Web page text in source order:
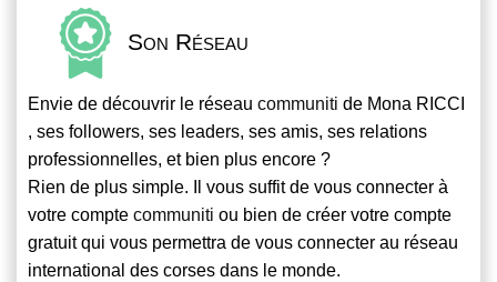
Son Réseau
Envie de découvrir le réseau communiti de Mona RICCI
, ses followers, ses leaders, ses amis, ses relations
professionnelles, et bien plus encore ?
Rien de plus simple. Il vous suffit de vous connecter à
votre compte communiti ou bien de créer votre compte
gratuit qui vous permettra de vous connecter au réseau
international des corses dans le monde.